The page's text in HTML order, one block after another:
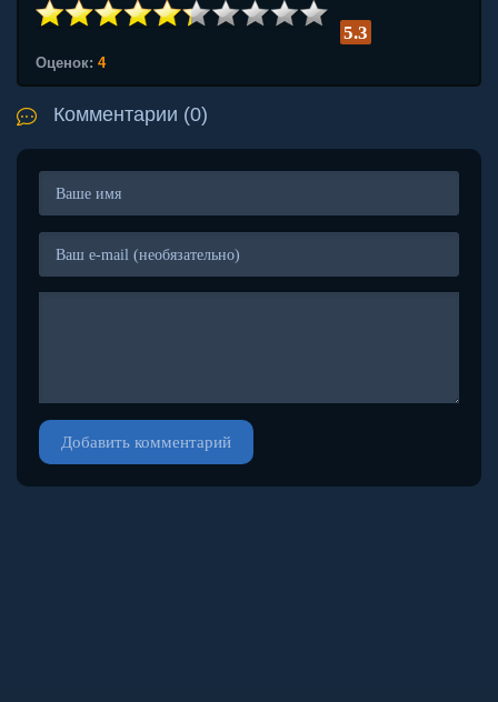
5.3
Оценок: 4
Комментарии (0)
Добавить комментарий